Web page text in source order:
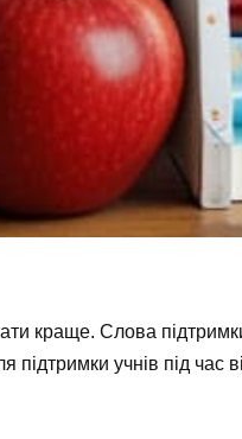
краще. Слова
підтримки учнів під час